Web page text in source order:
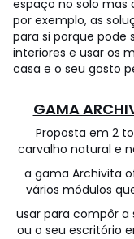
espaço no solo mas
por exemplo, as
para si porque pode
interiores e usar os
casa e o seu gosto
GAMA
Proposta em 2
carvalho natural e
a gama Archivita
vários módulos
usar para compôr a
ou o seu escritório